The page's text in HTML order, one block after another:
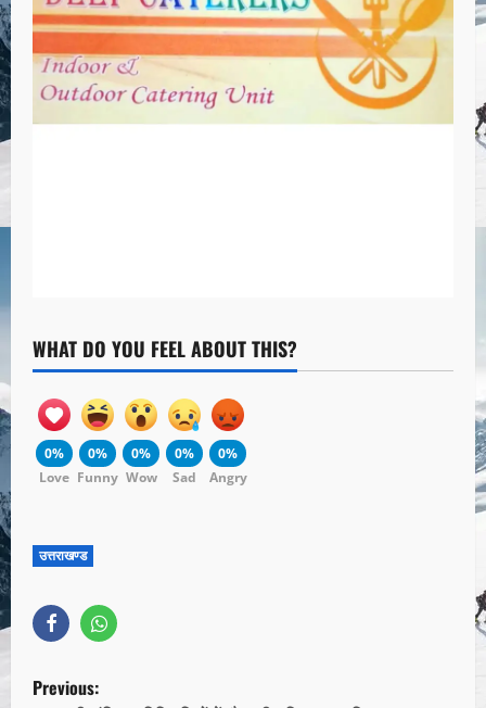
WHAT DO YOU FEEL ABOUT THIS?
0%
Love
0%
Funny
0%
Wow
0%
Sad
0%
Angry
उत्तराखण्ड
Previous: